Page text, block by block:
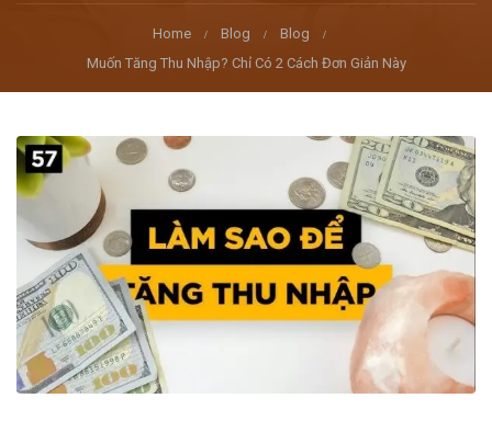
Home Blog
Blog
Muốn Tăng Thu Nhập? Chỉ Có 2 Cách Đơn Giản Này